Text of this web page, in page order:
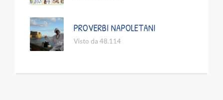
PROVERBI NAPOLETANI
Visto da 48.114